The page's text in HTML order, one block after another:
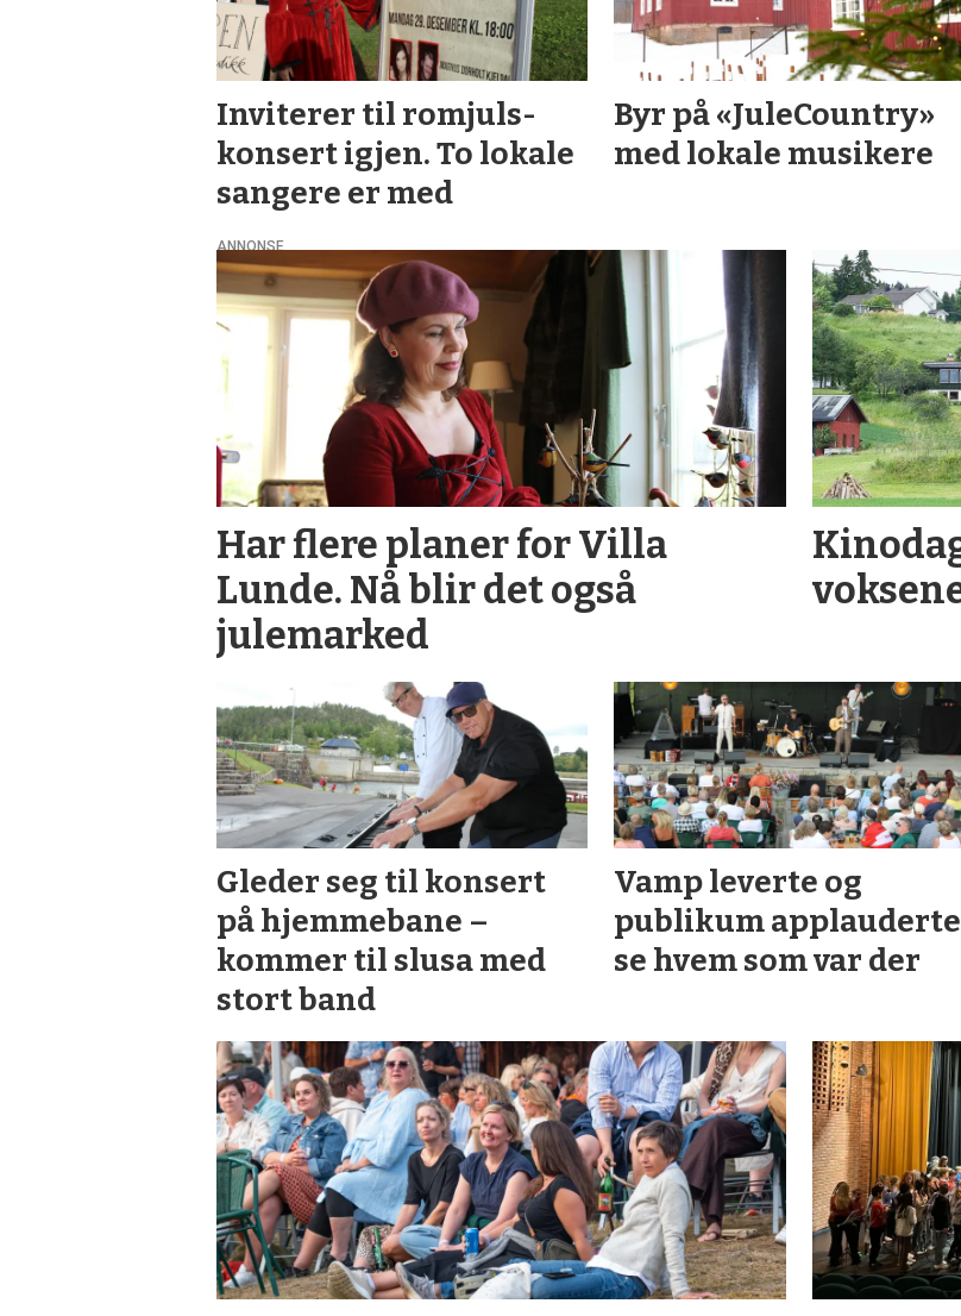
Inviterer til romjuls­
konsert igjen. To lokale
sangere er med
Byr på «JuleCountry»
med lokale musikere
ANNONSE
Har flere planer for Villa
Lunde. Nå blir det også
julemarked
Gleder seg til konsert
på hjemmebane –
kommer til slusa med
stort band
Vamp leverte og
publikum
se hvem som var der